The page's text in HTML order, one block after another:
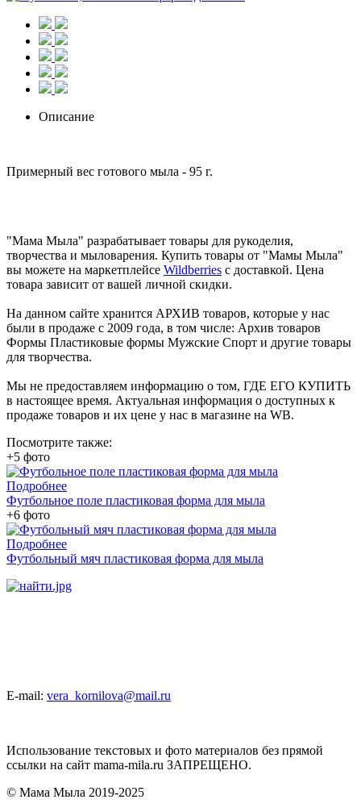
Описание
Примерный вес готового мыла - 95 г.
"Мама Мыла" разрабатывает товары для рукоделия,
творчества и мыловарения. Купить товары от "Мамы Мыла"
вы можете на маркетплейсе Wildberries с доставкой. Цена
товара зависит от вашей личной скидки.
На данном сайте хранится АРХИВ товаров, которые у нас
были в продаже с 2009 года, в том числе: Архив товаров
Формы Пластиковые формы Мужские Спорт и другие товары
для творчества.
Мы не предоставляем информацию о том, ГДЕ ЕГО КУПИТЬ
в настоящее время. Актуальная информация о доступных к
продаже товаров и их цене у нас в магазине на WB.
Посмотрите также:
+5 фото
Подробнее
Футбольное поле пластиковая форма для мыла
+6 фото
Подробнее
Футбольный мяч пластиковая форма для мыла
E-mail: vera_kornilova@mail.ru
Использование текстовых и фото материалов без прямой
ссылки на сайт mama-mila.ru ЗАПРЕЩЕНО.
© Мама Мыла 2019-2025